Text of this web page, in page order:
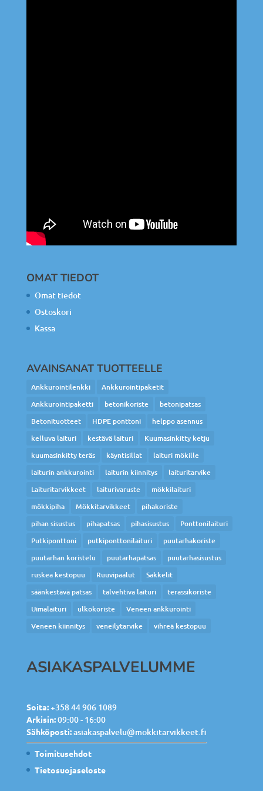
OMAT TIEDOT
Omat tiedot
Ostoskori
Kassa
AVAINSANAT TUOTTEELLE
Ankkurointilenkki
Ankkurointipaketit
Ankkurointipaketti
betonikoriste
betonipatsas
Betonituotteet
HDPE ponttoni
helppo asennus
kelluva laituri
kestävä laituri
Kuumasinkitty ketju
kuumasinkitty teräs
käyntisillat
laituri mökille
laiturin ankkurointi
laiturin kiinnitys
laituritarvike
Laituritarvikkeet
laiturivaruste
mökkilaituri
mökkipiha
Mökkitarvikkeet
pihakoriste
pihan sisustus
pihapatsas pihasisustus
Ponttonilaituri
Putkiponttoni
putkiponttonilaituri
puutarhakoriste
puutarhan koristelu
puutarhapatsas
puutarhasisustus
ruskea kestopuu
Ruuvipaalut
Sakkelit
säänkestävä patsas
talvehtiva laituri
terassikoriste
Uimalaituri
ulkokoriste
Veneen ankkurointi
Veneen kiinnitys
veneilytarvike vihreä kestopuu
ASIAKASPALVELUMME
Soita:+358 44 906 1089
Arkisin:09:00 - 16:00
Sähköposti:asiakaspalvelu@mokkitarvikkeet.fi
Toimitusehdot
Tietosuojaseloste